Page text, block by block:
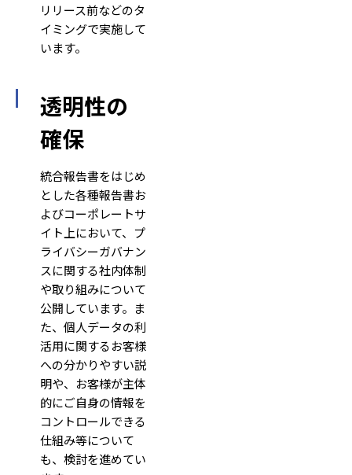
リリース前などのタ
イミングで実施して
います。
透明性の
確保
統合報告書をはじめ
とした各種報告書お
よびコーポレートサ
イト上において、プ
ライバシーガバナン
スに関する社内体制
や取り組みについて
公開しています。ま
た、個人データの利
活用に関するお客様
への分かりやすい説
明や、お客様が主体
的にご自身の情報を
コントロールできる
仕組み等について
も、検討を進めてい